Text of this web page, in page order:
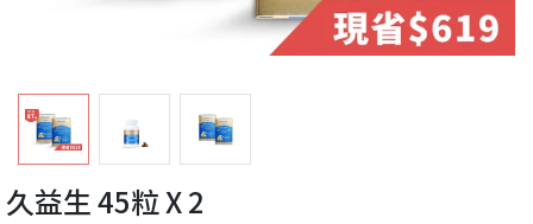
久益生 45粒 X 2